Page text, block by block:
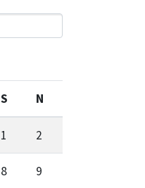
S N
1 2
8 9